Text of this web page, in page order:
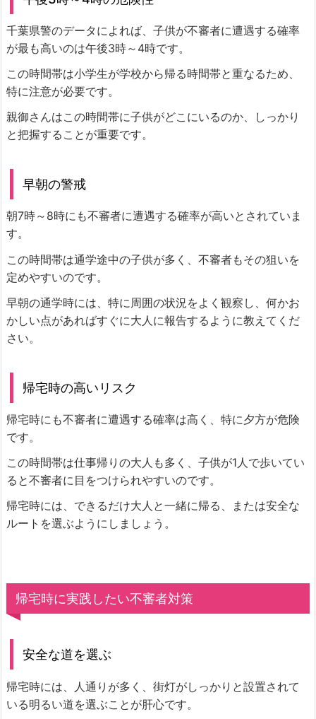
千葉県警のデータによれば、子供が不審者に遭遇する確率
が最も高いのは午後3時～4時です。
この時間帯は小学生が学校から帰る時間帯と重なるため、
特に注意が必要です。
親御さんはこの時間帯に子供がどこにいるのか、しっかり
と把握することが重要です。
早朝の警戒
朝7時～8時にも不審者に遭遇する確率が高いとされていま
す。
この時間帯は通学途中の子供が多く、不審者もその狙いを
定めやすいのです。
早朝の通学時には、特に周囲の状況をよく観察し、何かお
かしい点があればすぐに大人に報告するように教えてくだ
さい。
帰宅時の高いリスク
帰宅時にも不審者に遭遇する確率は高く、特に夕方が危険
です。
この時間帯は仕事帰りの大人も多く、子供が1人で歩いてい
ると不審者に目をつけられやすいのです。
帰宅時には、できるだけ大人と一緒に帰る、または安全な
ルートを選ぶようにしましょう。
帰宅時に実践したい不審者対策
安全な道を選ぶ
帰宅時には、人通りが多く、街灯がしっかりと設置されて
いる明るい道を選ぶことが肝心です。